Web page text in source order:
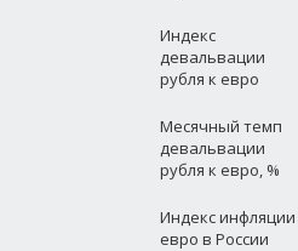
Индекс
девальвации
рубля к евро
Месячный темп
девальвации
рубля к евро, %
Индекс инфляции
евро в России